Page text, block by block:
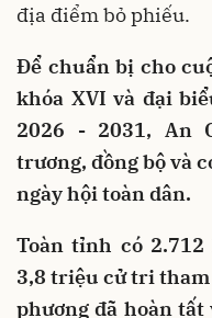
địa điểm bỏ phiếu.
Để chuẩn bị cho
khóa XVI và đại
2026 - 2031, An
trương, đồng bộ và
ngày hội toàn dân.
Toàn tỉnh có
3,8 triệu cử tri tham
phương đã hoàn